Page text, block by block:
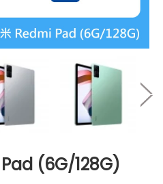
(6G/128G)